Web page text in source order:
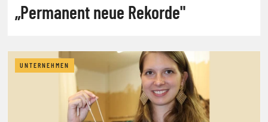
„Permanent neue Rekorde"
UNTERNEHMEN